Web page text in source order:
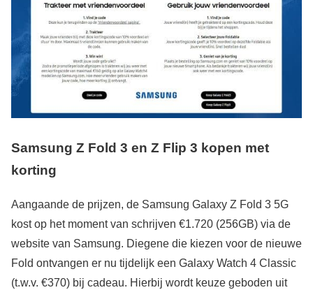
Samsung Z Fold 3 en Z Flip 3 kopen met
korting
Aangaande de prijzen, de Samsung Galaxy Z Fold 3 5G
kost op het moment van schrijven €1.720 (256GB) via de
website van Samsung. Diegene die kiezen voor de nieuwe
Fold ontvangen er nu tijdelijk een Galaxy Watch 4 Classic
(t.w.v. €370) bij cadeau. Hierbij wordt keuze geboden uit